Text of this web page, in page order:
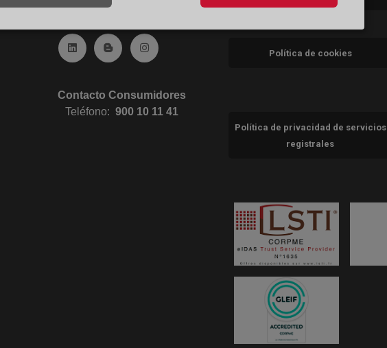
Ir a facebook (abre en ventana nueva)
Ir a twitter (abre en ventana nueva)
Ir a YouTube (abre en ventana nueva)
Ir a Flickr (abre en ventana nueva)
Ir a Linkedin (abre en ventana nueva)
Ir al Blog (abre en ventana nueva)
Ir a Instagram (abre en ventana nueva)
Contacto Consumidores
Teléfono:900 10 11 41
Política de cookies
Política de privacidad de servicios
registrales